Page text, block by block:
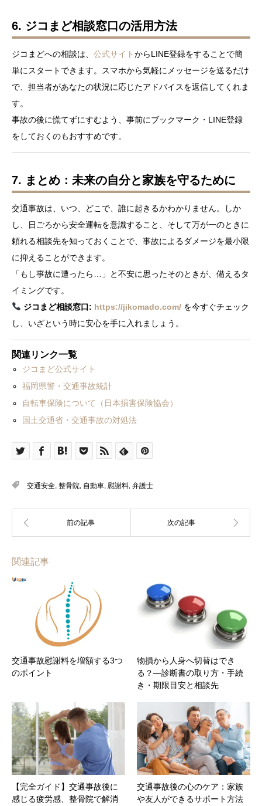
6. ジコまど相談窓口の活用方法
ジコまどへの相談は、 公式サイトからLINE登録をすることで簡
単にスタートできます。スマホから気軽にメッセージを送るだけ
で、担当者があなたの状況に応じたアドバイスを返信してくれま
す。
事故の後に慌てずにすむよう、事前にブックマーク・LINE登録
をしておくのもおすすめです。
7. まとめ：未来の自分と家族を守るために
交通事故は、いつ、どこで、誰に起きるかわかりません。しか
し、日ごろから安全運転を意識すること、そして万が一のときに
頼れる相談先を知っておくことで、事故によるダメージを最小限
に抑えることができます。
「もし事故に遭ったら…」と不安に思ったそのときが、備えるタ
イミングです。
ジコまど相談窓口: https://jikomado.com/を今すぐチェック
し、いざという時に安心を手に入れましょう。
関連リンク一覧
ジコまど公式サイト
福岡県警・交通事故統計
自転車保険について（日本損害保険協会）
国土交通省・交通事故の対処法
交通安全, 整骨院, 自動車, 慰謝料, 弁護士
関連記事
交通事故慰謝料を増額する3つ
のポイント
物損から人身へ切替はでき
る？—診断書の取り方・手続
き・期限目安と相談先
【完全ガイド】交通事故後に
感じる疲労感、整骨院で解消
交通事故後の心のケア：家族
や友人ができるサポート方法